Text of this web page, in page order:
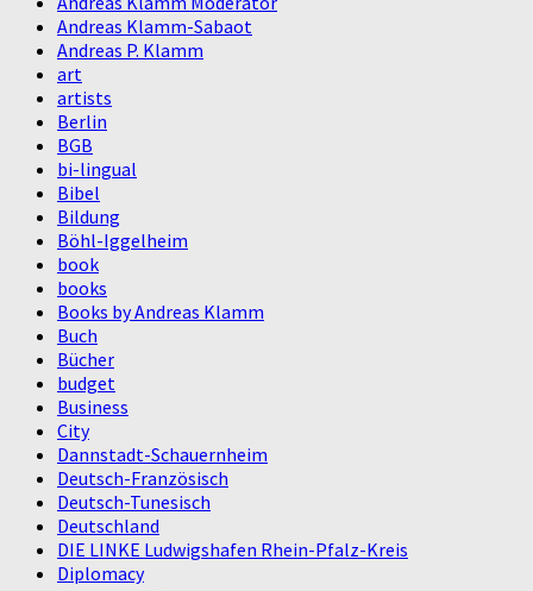
Andreas Klamm-Sabaot
Andreas P. Klamm
art
artists
Berlin
BGB
bi-lingual
Bibel
Bildung
Böhl-Iggelheim
book
books
Books by Andreas Klamm
Buch
Bücher
budget
Business
City
Dannstadt-Schauernheim
Deutsch-Französisch
Deutsch-Tunesisch
Deutschland
DIE LINKE Ludwigshafen Rhein-Pfalz-Kreis
Diplomacy